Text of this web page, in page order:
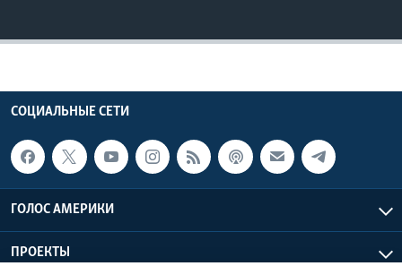
СОЦИАЛЬНЫЕ СЕТИ
ГОЛОС АМЕРИКИ
ПРОЕКТЫ